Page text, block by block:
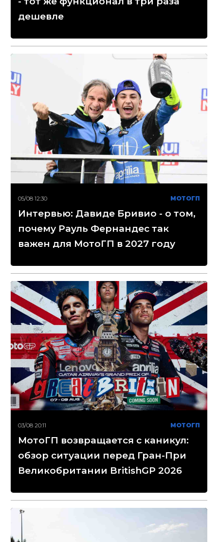
дешевле
05/08 12:30 МОТОГП
Интервью: Давиде Бривио - о том,
почему Рауль Фернандес так
важен для МотоГП в 2027 году
03/08 20:11 МОТОГП
МотоГП возвращается с каникул:
обзор ситуации перед Гран-При
Великобритании BritishGP 2026